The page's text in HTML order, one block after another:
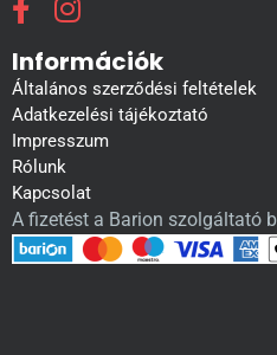
Információk
Általános szerződési feltételek
Adatkezelési tájékoztató
Impresszum
Rólunk
Kapcsolat
A fizetést a Barion szolgáltató